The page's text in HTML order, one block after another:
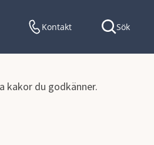
kakor du godkänner.
Kontakt Sök